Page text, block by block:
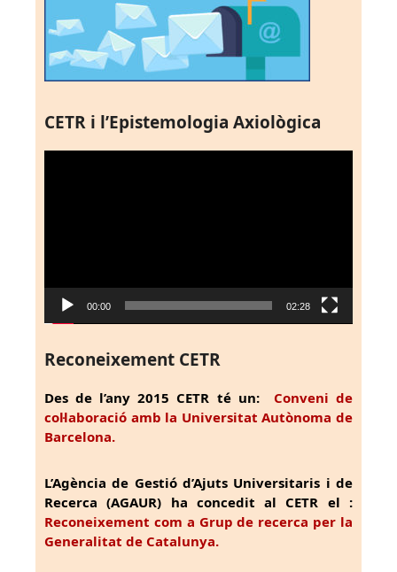
CETR i l’Epistemologia Axiològica
00:00 02:28
Reconeixement CETR
Des de l’any 2015 CETR té un: Conveni de
col·laboració amb la Universitat Autònoma de
Barcelona.
L’Agència de Gestió d’Ajuts Universitaris i de
Recerca (AGAUR) ha concedit al CETR el :
Reconeixement com a Grup de recerca per la
Generalitat de Catalunya.